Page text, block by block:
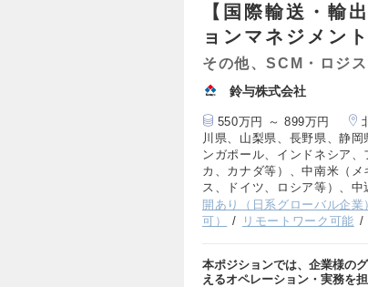
【国際輸送・輸
ョンマネジメント
その他、SCM・ロジ
鈴与株式会社
550万円 ～ 899万円
川県、山梨県、長野県、静
ンガポール、インドネシア
カ、カナダ等）、中南米（
ス、ドイツ、ロシア等）、
開あり（日系グローバル企業
可）
リモートワーク可能
本ポジションでは、企業様の
えるオペレーション・実務を